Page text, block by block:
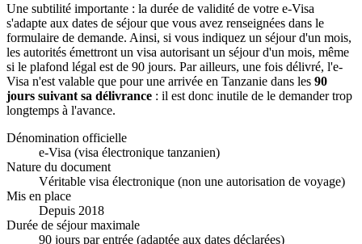
Une subtilité importante : la durée de validité de votre e-Visa
s'adapte aux dates de séjour que vous avez renseignées dans le
formulaire de demande. Ainsi, si vous indiquez un séjour d'un mois,
les autorités émettront un visa autorisant un séjour d'un mois, même
si le plafond légal est de 90 jours. Par ailleurs, une fois délivré, l'e-
Visa n'est valable que pour une arrivée en Tanzanie dans les 90
jours suivant sa délivrance : il est donc inutile de le demander trop
longtemps à l'avance.
Dénomination officielle
e-Visa (visa électronique tanzanien)
Nature du document
Véritable visa électronique (non une autorisation de voyage)
Mis en place
Depuis 2018
Durée de séjour maximale
90 jours par entrée (adaptée aux dates déclarées)